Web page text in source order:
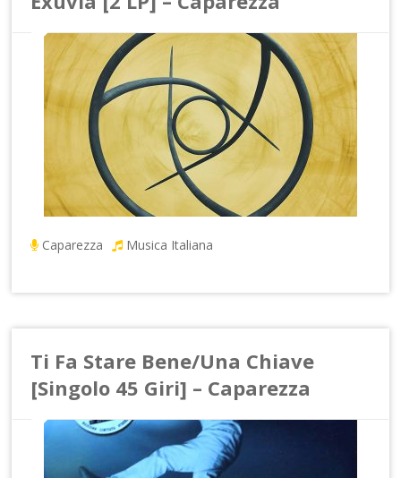
Caparezza Musica Italiana
Ti Fa Stare Bene/Una Chiave
[Singolo 45 Giri] – Caparezza